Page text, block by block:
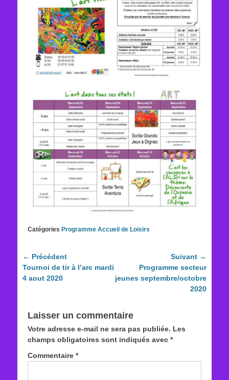
Catégories Programme Accueil de Loisirs
Navigation
de
l’article
← Précédent
Article
précédent :
Tournoi de tir à l’arc mardi
4 aout 2020
Suivant →
suivant :
Programme secteur
jeunes septembre/octobre
2020
Laisser un commentaire
Votre adresse e-mail ne sera pas publiée. Les
champs obligatoires sont indiqués avec *
Commentaire *